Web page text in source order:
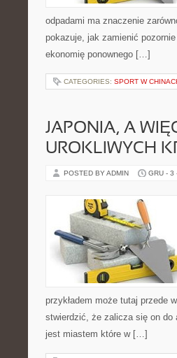
odpadami ma znaczenie
pokazuje, jak zamienić
ekonomię ponownego […]
CATEGORIES: SPORT W
JAPONIA, A
UROKLIWYCH
POSTED BY ADMIN GRU - 3
przykładem może tutaj przede
stwierdzić, że zalicza się on do
jest miastem które w […]